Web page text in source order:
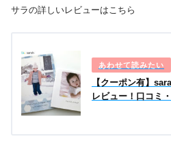
サラの詳しいレビューはこちら
【クーポン有】‎
レビュー！口コミ